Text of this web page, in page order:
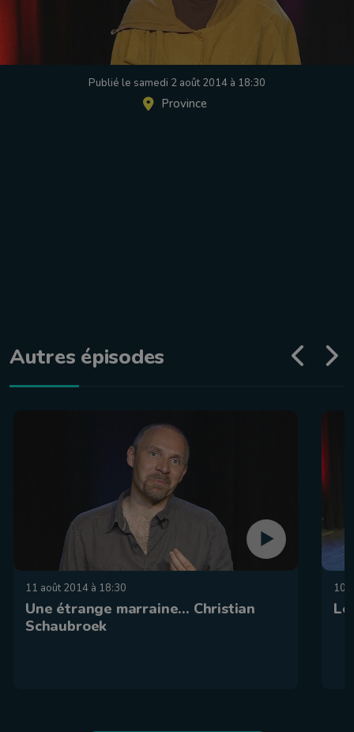
Publié le samedi 2 août 2014 à 18:30
Province
Autres épisodes
11 août 2014 à 18:30
Une étrange marraine... Christian
Schaubroek
10